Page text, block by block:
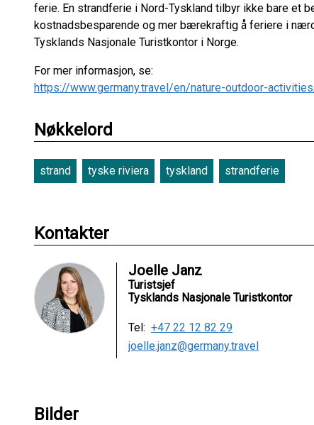
ferie. En strandferie i Nord-Tyskland tilbyr ikke bare et
kostnadsbesparende og mer bærekraftig å feriere i
Tysklands Nasjonale Turistkontor i Norge.
For mer informasjon, se:
https://www.germany.travel/en/nature-outdoor-
Nøkkelord
strand tyske riviera tyskland strandferie
Kontakter
Joelle Janz
Turistsjef
Tysklands Nasjonale Turistkontor
Tel: +47 22 12 82 29
joelle.janz@germany.travel
Bilder